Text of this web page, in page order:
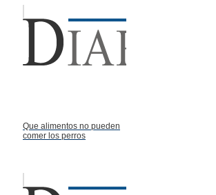
Que alimentos no pueden
comer los perros